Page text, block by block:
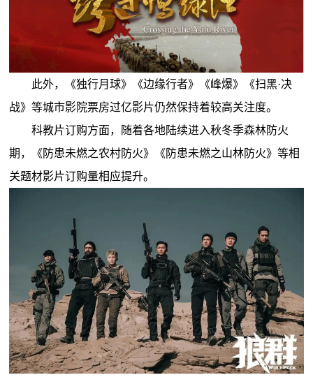
此外，《独行月球》《边缘行者》《峰爆》《扫黑·决
战》等城市影院票房过亿影片仍然保持着较高关注度。
科教片订购方面，随着各地陆续进入秋冬季森林防火
期，《防患未燃之农村防火》《防患未燃之山林防火》等相
关题材影片订购量相应提升。